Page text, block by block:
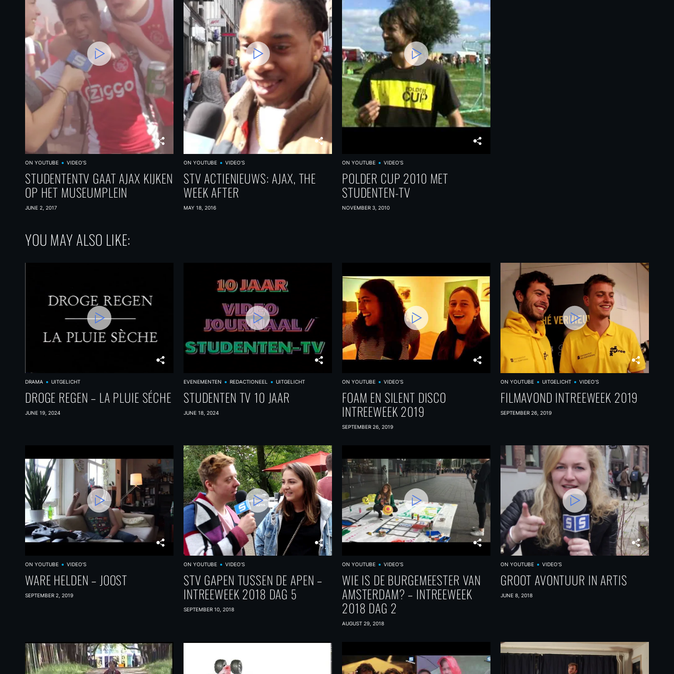
ON YOUTUBE VIDEO'S
STUDENTENTV GAAT AJAX KIJKEN
OP HET MUSEUMPLEIN
JUNE 2, 2017
ON YOUTUBE VIDEO'S
STV ACTIENIEUWS: AJAX, THE
WEEK AFTER
MAY 18, 2016
ON YOUTUBE VIDEO'S
POLDER CUP 2010 MET
STUDENTEN-TV
NOVEMBER 3, 2010
YOU MAY ALSO LIKE:
DRAMA UITGELICHT
DROGE REGEN – LA PLUIE SÉCHE
JUNE 19, 2024
EVENEMENTEN REDACTIONEEL UITGELICHT
STUDENTEN TV 10 JAAR
JUNE 18, 2024
ON YOUTUBE VIDEO'S
FOAM EN SILENT DISCO
INTREEWEEK 2019
SEPTEMBER 26, 2019
ON YOUTUBE UITGELICHT VIDEO'S
FILMAVOND INTREEWEEK 2019
SEPTEMBER 26, 2019
ON YOUTUBE VIDEO'S
WARE HELDEN – JOOST
SEPTEMBER 2, 2019
ON YOUTUBE VIDEO'S
STV GAPEN TUSSEN DE APEN –
INTREEWEEK 2018 DAG 5
SEPTEMBER 10, 2018
ON YOUTUBE VIDEO'S
WIE IS DE BURGEMEESTER VAN
AMSTERDAM? – INTREEWEEK
2018 DAG 2
AUGUST 29, 2018
ON YOUTUBE VIDEO'S
GROOT AVONTUUR IN ARTIS
JUNE 8, 2018